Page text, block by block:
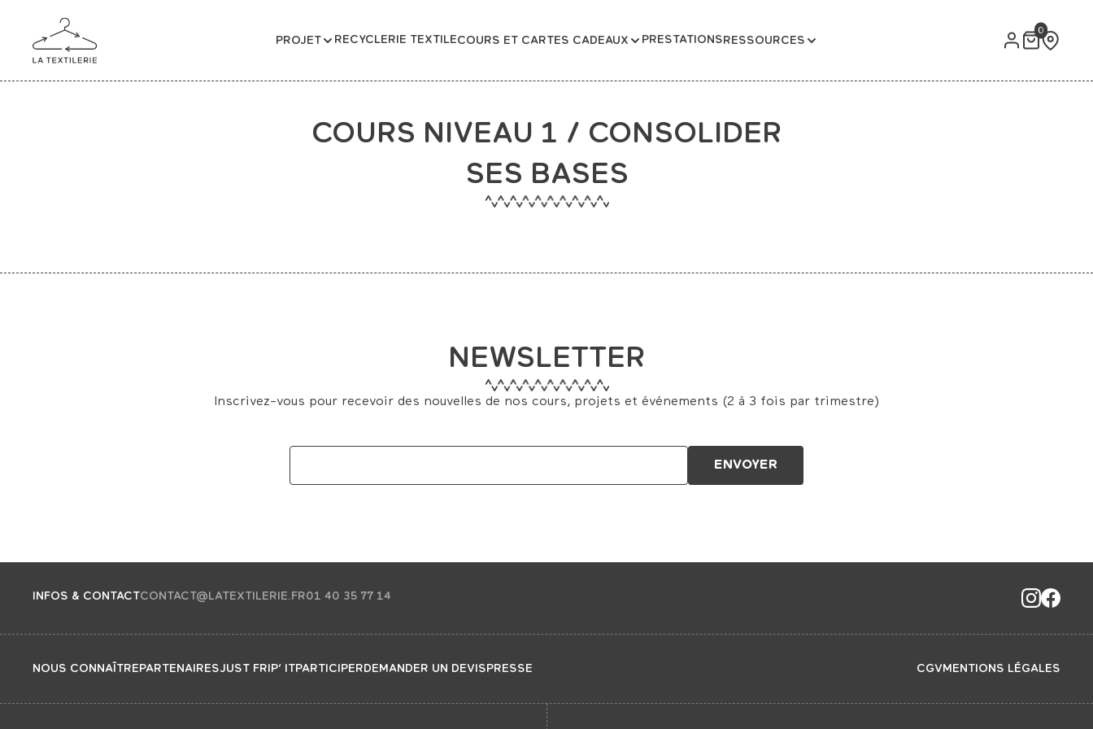
PROJET RECYCLERIE TEXTILECOURS ET CARTES CADEAUX PRESTATIONSRESSOURCES
0
COURS NIVEAU 1 / CONSOLIDER
SES BASES
NEWSLETTER
Inscrivez-vous pour recevoir des nouvelles de nos cours, projets et événements (2 à 3 fois par trimestre)
INFOS & CONTACTCONTACT@LATEXTILERIE.FR01 40 35 77 14
NOUS CONNAÎTREPARTENAIRESJUST FRIP’ ITPARTICIPERDEMANDER UN DEVISPRESSE CGVMENTIONS LÉGALES